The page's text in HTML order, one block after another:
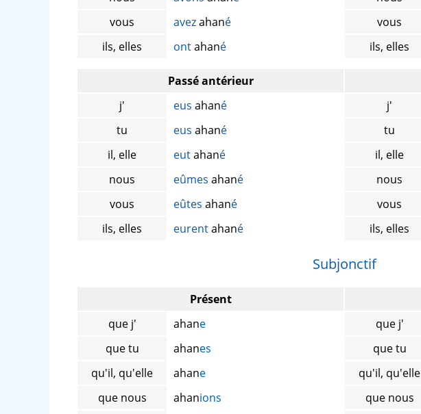
vous
avezahané
ils, elles
ontahané
vous
ils, elles
Passé antérieur
j'
eus ahané
tu
eus ahané
il, elle
eutahané
nous
eûmes ahané
vous
eûtes ahané
ils, elles
eurentahané
j'
tu
il, elle
nous
vous
ils, elles
Subjonctif
Présent
que j'
ahane
que tu
ahanes
qu'il, qu'elle
ahane
que nous
ahanions
que j'
que tu
qu'il, qu'elle
que nous